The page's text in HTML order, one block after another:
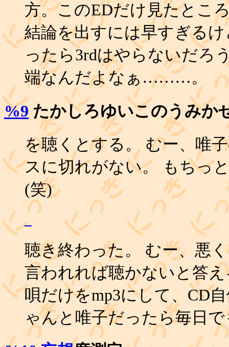
方。このEDだけ見たとこ
結論を出すには早すぎる
ったら3rdはやらないだろ
端なんだよなぁ………。
%9 たかしろゆいこのうみか
を聴くとする。 むー、唯
スに切れがない。 もちっ
(笑)
_
聴き終わった。 むー、悪
言われれば聴かないと答
唄だけをmp3にして、CD
ゃんと唯子だったら毎日